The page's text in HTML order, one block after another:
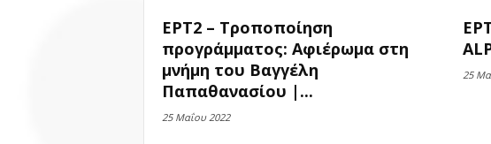
ΕΡΤ2 – Τροποποίηση
προγράμματος: Αφιέρωμα στη
μνήμη του Βαγγέλη
Παπαθανασίου |...
25 Μαΐου 2022
25